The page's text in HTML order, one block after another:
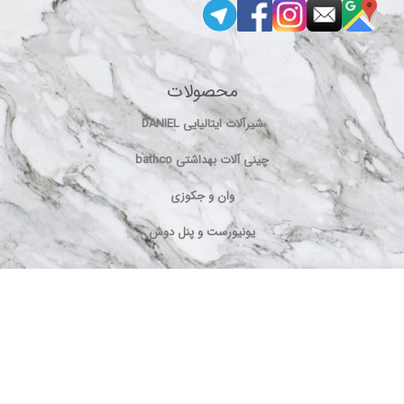
محصولات
شیرآلات ایتالیایی DANIEL
چینی آلات بهداشتی bathco
وان و جکوزی
یونیورست و پنل دوش